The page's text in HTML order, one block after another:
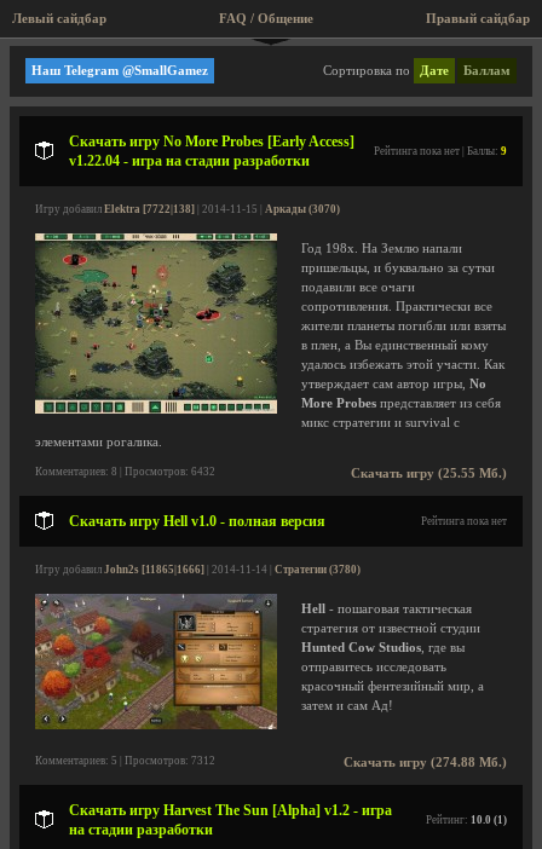
Левый сайдбар Правый сайдбар
FAQ / Общение
Стратегии
Сортировка по Дате Баллам
Наш Telegram @SmallGamez
Скачать игру No More Probes [Early Access]
v1.22.04 - игра на стадии разработки
Рейтинга пока нет | Баллы: 9
Игру добавил Elektra [7722|138] | 2014-11-15 | Аркады (3070)
Год 198х. На Землю напали
пришельцы, и буквально за сутки
подавили все очаги
сопротивления. Практически все
жители планеты погибли или взяты
в плен, а Вы единственный кому
удалось избежать этой участи. Как
утверждает сам автор игры, No
More Probes представляет из себя
микс стратегии и survival с
элементами рогалика.
Скачать игру (25.55 Мб.)
Комментариев: 8 | Просмотров: 6432
Скачать игру Hell v1.0 - полная версия Рейтинга пока нет
Игру добавил John2s [11865|1666] | 2014-11-14 | Стратегии (3780)
Hell - пошаговая тактическая
стратегия от известной студии
Hunted Cow Studios , где вы
отправитесь исследовать
красочный фентезийный мир, а
затем и сам Ад!
Скачать игру (274.88 Мб.)
Комментариев: 5 | Просмотров: 7312
Скачать игру Harvest The Sun [Alpha] v1.2 - игра
на стадии разработки
Рейтинг: 10.0 (1)